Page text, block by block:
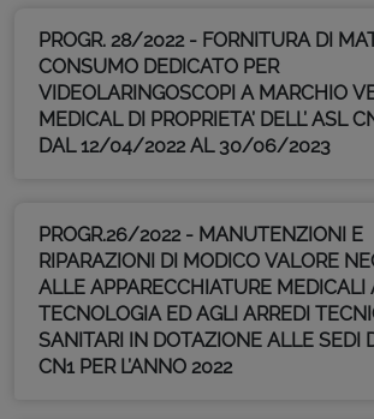
PROGR. 28/2022 - FORNITURA DI
CONSUMO DEDICATO PER
VIDEOLARINGOSCOPI A MARCHIO
MEDICAL DI PROPRIETA’ DELL’ ASL
DAL 12/04/2022 AL 30/06/2023
PROGR.26/2022 - MANUTENZIONI E
RIPARAZIONI DI MODICO VALORE
ALLE APPARECCHIATURE MEDICALI
TECNOLOGIA ED AGLI ARREDI
SANITARI IN DOTAZIONE ALLE SEDI
CN1 PER L’ANNO 2022